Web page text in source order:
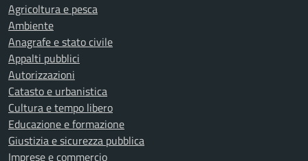
Agricoltura e pesca
Ambiente
Anagrafe e stato civile
Appalti pubblici
Autorizzazioni
Catasto e urbanistica
Cultura e tempo libero
Educazione e formazione
Giustizia e sicurezza pubblica
Imprese e commercio